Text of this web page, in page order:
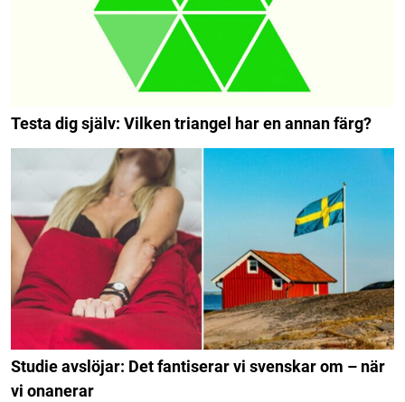
Testa dig själv: Vilken triangel har en annan färg?
Studie avslöjar: Det fantiserar vi svenskar om – när
vi onanerar